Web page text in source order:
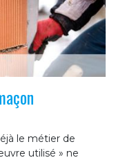
le métier de
utilisé » ne